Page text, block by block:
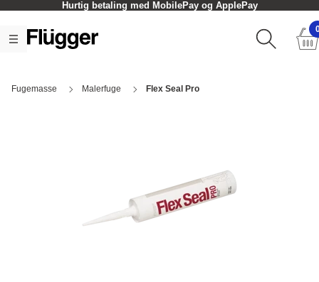
Hurtig betaling med MobilePay og ApplePay
Fugemasse Malerfuge Flex Seal Pro